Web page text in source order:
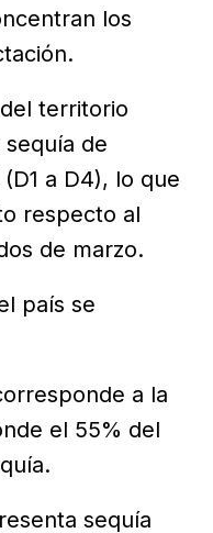
los
territorio
de
a D4), lo que
respecto al
de marzo.
país se
a la
el 55% del
sequía